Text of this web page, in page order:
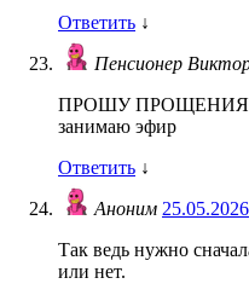
Ответить ↓
Пенсионер
ПРОШУ ПРОЩЕНИЯ
занимаю эфир
Ответить ↓
Аноним 25.05.2026
Так ведь нужно
или нет.